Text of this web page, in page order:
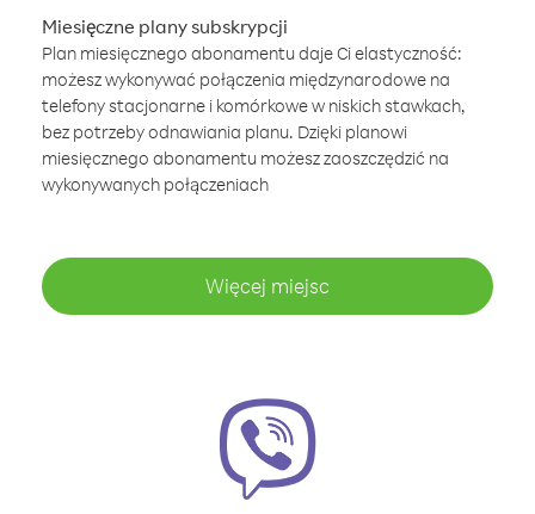
Miesięczne plany subskrypcji
Plan miesięcznego abonamentu daje Ci elastyczność:
możesz wykonywać połączenia międzynarodowe na
telefony stacjonarne i komórkowe w niskich stawkach,
bez potrzeby odnawiania planu. Dzięki planowi
miesięcznego abonamentu możesz zaoszczędzić na
wykonywanych połączeniach
Więcej miejsc